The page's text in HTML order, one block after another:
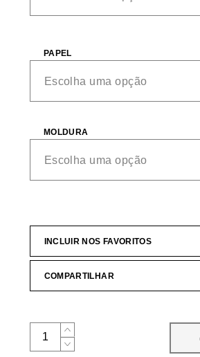
PAPEL
MOLDURA
INCLUIR NOS FAVORITOS
COMPARTILHAR